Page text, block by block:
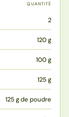
QUANTITÉ
2
120 g
100 g
125 g
125 g de poudre